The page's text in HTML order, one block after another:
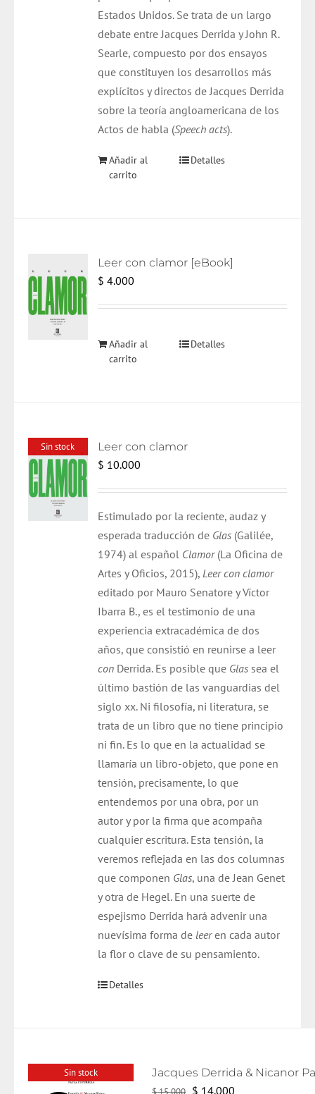
Estados Unidos. Se trata de un largo
debate entre Jacques Derrida y John R.
Searle, compuesto por dos ensayos
que constituyen los desarrollos más
explícitos y directos de Jacques Derrida
sobre la teoría angloamericana de los
Actos de habla (Speech acts).
Añadir al
carrito
Detalles
Leer con clamor [eBook]
$ 4.000
Añadir al
carrito
Detalles
Sin stock Leer con clamor
$ 10.000
Estimulado por la reciente, audaz y
esperada traducción de Glas (Galilée,
1974) al español Clamor(La Oficina de
Artes y Oficios, 2015),Leer con clamor
editado por Mauro Senatore y Víctor
Ibarra B., es el testimonio de una
experiencia extracadémica de dos
años, que consistió en reunirse a leer
con Derrida. Es posible que Glas sea el
último bastión de las vanguardias del
siglo xx. Ni filosofía, ni literatura, se
trata de un libro que no tiene principio
ni fin. Es lo que en la actualidad se
llamaría un libro-objeto, que pone en
tensión, precisamente, lo que
entendemos por una obra, por un
autor y por la firma que acompaña
cualquier escritura. Esta tensión, la
veremos reflejada en las dos columnas
que componen Glas, una de Jean Genet
y otra de Hegel. En una suerte de
espejismo Derrida hará advenir una
nuevísima forma deleeren cada autor
la flor o clave de su pensamiento.
Detalles
Sin stock
$15.000 El
$ 14.000